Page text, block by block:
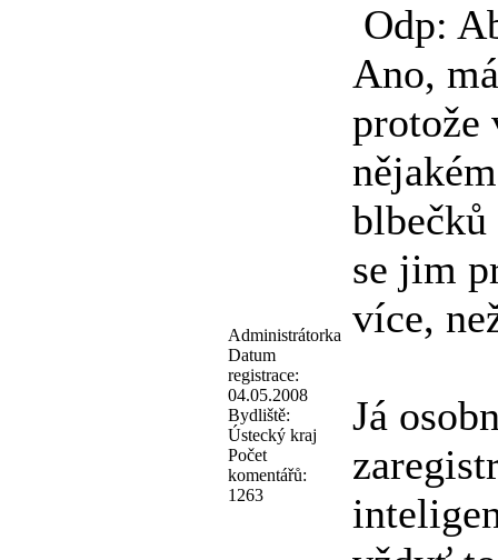
Administrátorka
Datum
registrace:
04.05.2008
Bydliště:
Ústecký kraj
Počet
komentářů:
1263
Odp:
Ano,
protože
blbečků
se jim
více,
Já